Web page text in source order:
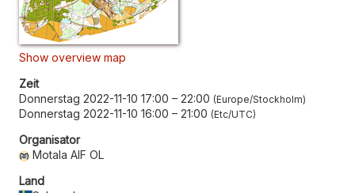
Show overview map
Zeit
Donnerstag 2022-11-10 17:00 – 22:00 Europe/Stockholm
Donnerstag 2022-11-10 16:00 – 21:00 Etc/UTC
Organisator
Motala AIF OL
Land